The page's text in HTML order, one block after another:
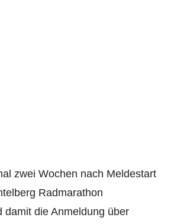
zwei Wochen nach Meldestart
Radmarathon
damit die Anmeldung über